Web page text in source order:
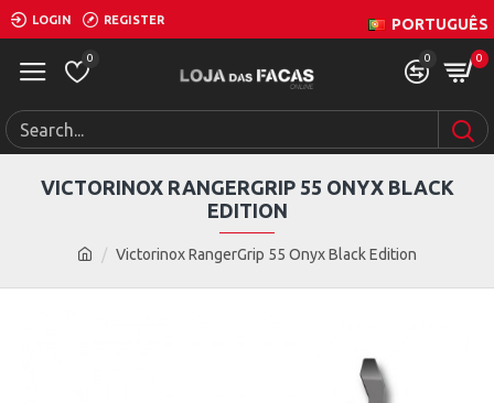
LOGIN REGISTER PORTUGUÊS
0 0 0
Victorinox RangerGrip 55 Onyx Black Edition
VICTORINOX RANGERGRIP 55 ONYX BLACK
EDITION